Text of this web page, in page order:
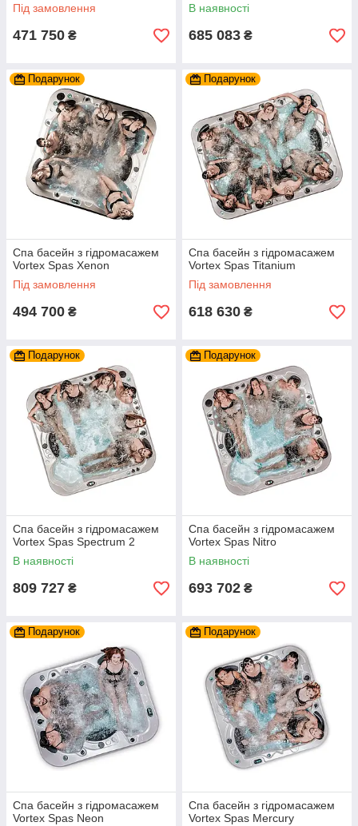
Під замовлення
471 750 ₴
В наявності
685 083 ₴
Подарунок
Спа басейн з гідромасажем
Vortex Spas Xenon
Під замовлення
494 700 ₴
Подарунок
Спа басейн з гідромасажем
Vortex Spas Titanium
Під замовлення
618 630 ₴
Подарунок
Спа басейн з гідромасажем
Vortex Spas Spectrum 2
В наявності
809 727 ₴
Подарунок
Спа басейн з гідромасажем
Vortex Spas Nitro
В наявності
693 702 ₴
Подарунок
Спа басейн з гідромасажем
Vortex Spas Neon
Подарунок
Спа басейн з гідромасажем
Vortex Spas Mercury